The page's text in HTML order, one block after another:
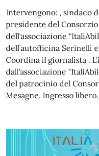
Intervengono: , sindaco
presidente del
dell'associazione
dell’autofficina Serinelli
Coordina il giornalista .
dall'associazione
del patrocinio del
Mesagne. Ingresso libero.